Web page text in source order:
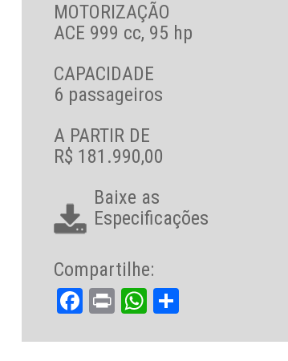
MOTORIZAÇÃO
ACE 999 cc, 95 hp
CAPACIDADE
6 passageiros
A PARTIR DE
R$ 181.990,00
Baixe as
Especificações
Compartilhe:
Facebook
PrintWhatsApp